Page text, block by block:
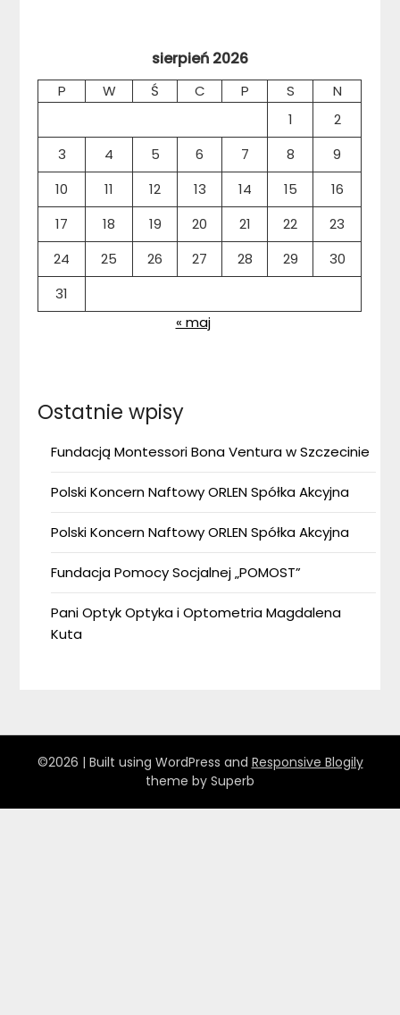
sierpień 2026
P W Ś C P S
N
1
2
3
4 5 6 7 8
9
10
11 12 13 14 15
16
17
18 19 20 21 22
23
24
25 26 27 28 29
30
31
« maj
Ostatnie wpisy
Fundacją Montessori Bona Ventura w Szczecinie
Polski Koncern Naftowy ORLEN Spółka Akcyjna
Polski Koncern Naftowy ORLEN Spółka Akcyjna
Fundacja Pomocy Socjalnej „POMOST”
Pani Optyk Optyka i Optometria Magdalena
Kuta
©2026 | Built using WordPress and Responsive Blogily
theme by Superb